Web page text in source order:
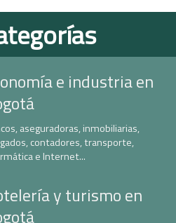
e industria en
aseguradoras, inmobiliarias,
contadores, transporte,
e Internet...
y turismo en